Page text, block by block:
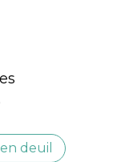
deuil